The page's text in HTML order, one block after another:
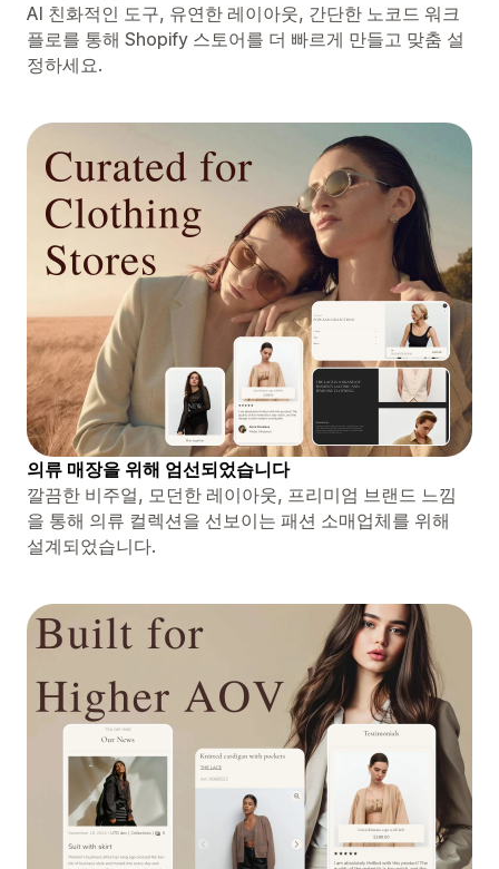
AI 친화적인 도구, 유연한 레이아웃, 간단한 노코드 워크
플로를 통해 Shopify 스토어를 더 빠르게 만들고 맞춤 설
정하세요.
의류 매장을 위해 엄선되었습니다
깔끔한 비주얼, 모던한 레이아웃, 프리미엄 브랜드 느낌
을 통해 의류 컬렉션을 선보이는 패션 소매업체를 위해
설계되었습니다.